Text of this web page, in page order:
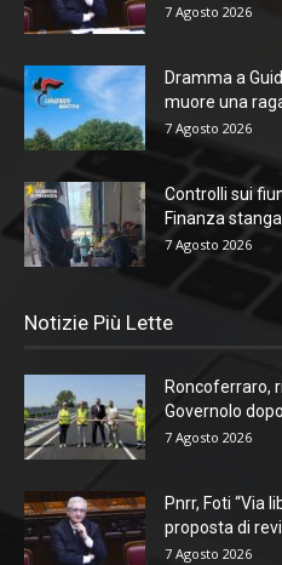
7 Agosto 2026
Dramma a
muore una
7 Agosto 2026
Controlli sui
Finanza stanga...
7 Agosto 2026
Notizie Più Lette
Roncoferraro,
Governolo
7 Agosto 2026
Pnrr, Foti “Via
proposta di
7 Agosto 2026